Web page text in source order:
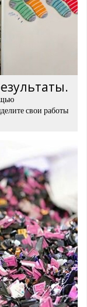
свои работы